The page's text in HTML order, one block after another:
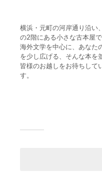
横浜・元町の河岸通り沿い
の2階にある小さな古本屋で
海外文学を中心に、あなた
を少し広げる、そんな本を
皆様のお越しをお待ちして
す。